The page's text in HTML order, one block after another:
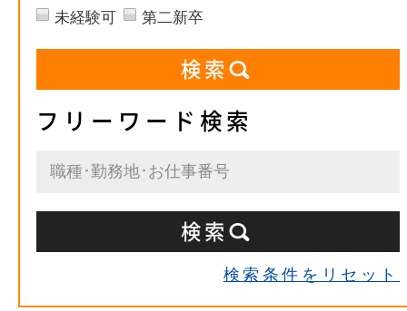
未経験可 第二新卒
フリーワード検索
検索条件をリセット